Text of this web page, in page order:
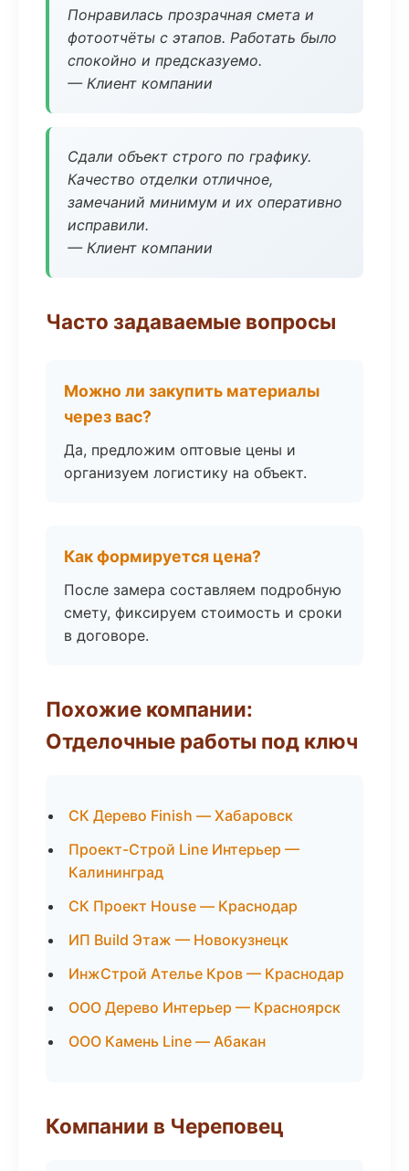
Понравилась прозрачная смета и
фотоотчёты с этапов. Работать было
спокойно и предсказуемо.
— Клиент компании
Сдали объект строго по графику.
Качество отделки отличное,
замечаний минимум и их оперативно
исправили.
— Клиент компании
Часто задаваемые вопросы
Можно ли закупить материалы
через вас?
Да, предложим оптовые цены и
организуем логистику на объект.
Как формируется цена?
После замера составляем подробную
смету, фиксируем стоимость и сроки
в договоре.
Похожие компании:
Отделочные работы под ключ
СК Дерево Finish — Хабаровск
Проект-Строй Line Интерьер —
Калининград
СК Проект House — Краснодар
ИП Build Этаж — Новокузнецк
ИнжСтрой Ателье Кров — Краснодар
ООО Дерево Интерьер — Красноярск
ООО Камень Line — Абакан
Компании в Череповец